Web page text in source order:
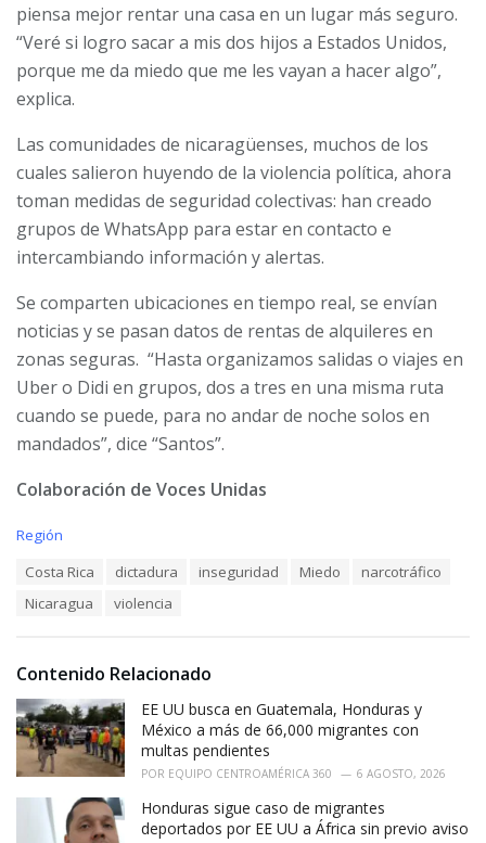
piensa mejor rentar una casa en un lugar más seguro.
“Veré si logro sacar a mis dos hijos a Estados Unidos,
porque me da miedo que me les vayan a hacer algo”,
explica.
Las comunidades de nicaragüenses, muchos de los
cuales salieron huyendo de la violencia política, ahora
toman medidas de seguridad colectivas: han creado
grupos de WhatsApp para estar en contacto e
intercambiando información y alertas.
Se comparten ubicaciones en tiempo real, se envían
noticias y se pasan datos de rentas de alquileres en
zonas seguras. “Hasta organizamos salidas o viajes en
Uber o Didi en grupos, dos a tres en una misma ruta
cuando se puede, para no andar de noche solos en
mandados”, dice “Santos”.
Colaboración de Voces Unidas
C
i
s
:
Región
Costa Rica dictadura inseguridad Miedo
narcotráfico
Nicaragua
violencia
Contenido Relacionado
EE UU busca en Guatemala, Honduras y
México a más de 66,000 migrantes con
multas pendientes
POR EQUIPO CENTROAMÉRICA 360 6 AGOSTO, 2026
Honduras sigue caso de migrantes
deportados por EE UU a África sin previo aviso